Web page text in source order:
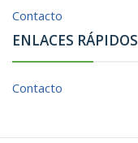
Contacto
ENLACES RÁPIDOS
Contacto